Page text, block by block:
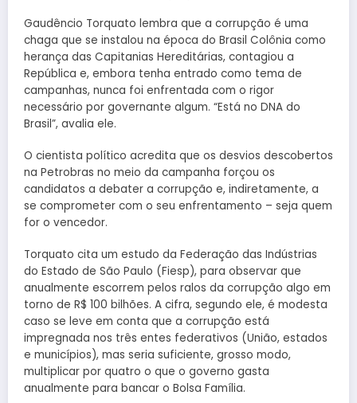
Gaudêncio Torquato lembra que a corrupção é uma
chaga que se instalou na época do Brasil Colônia como
herança das Capitanias Hereditárias, contagiou a
República e, embora tenha entrado como tema de
campanhas, nunca foi enfrentada com o rigor
necessário por governante algum. “Está no DNA do
Brasil”, avalia ele.
O cientista político acredita que os desvios descobertos
na Petrobras no meio da campanha forçou os
candidatos a debater a corrupção e, indiretamente, a
se comprometer com o seu enfrentamento – seja quem
for o vencedor.
Torquato cita um estudo da Federação das Indústrias
do Estado de São Paulo (Fiesp), para observar que
anualmente escorrem pelos ralos da corrupção algo em
torno de R$ 100 bilhões. A cifra, segundo ele, é modesta
caso se leve em conta que a corrupção está
impregnada nos três entes federativos (União, estados
e municípios), mas seria suficiente, grosso modo,
multiplicar por quatro o que o governo gasta
anualmente para bancar o Bolsa Família.